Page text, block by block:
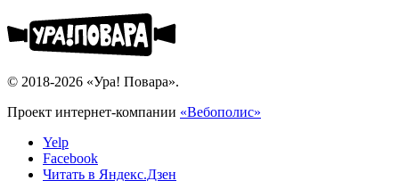
© 2018-2026 «Ура! Повара».
Проект интернет-компании «Вебополис»
Yelp
Facebook
Читать в Яндекс.Дзен